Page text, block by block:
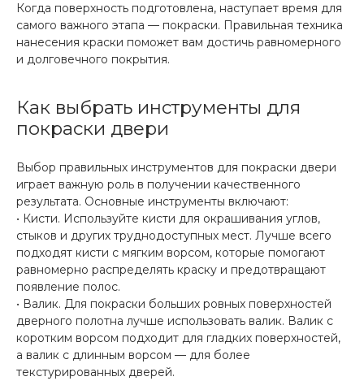
Когда поверхность подготовлена, наступает время для
самого важного этапа — покраски. Правильная техника
нанесения краски поможет вам достичь равномерного
и долговечного покрытия.
Как выбрать инструменты для
покраски двери
Выбор правильных инструментов для покраски двери
играет важную роль в получении качественного
результата. Основные инструменты включают:
• Кисти. Используйте кисти для окрашивания углов,
стыков и других труднодоступных мест. Лучше всего
подходят кисти с мягким ворсом, которые помогают
равномерно распределять краску и предотвращают
появление полос.
• Валик. Для покраски больших ровных поверхностей
дверного полотна лучше использовать валик. Валик с
коротким ворсом подходит для гладких поверхностей,
а валик с длинным ворсом — для более
текстурированных дверей.